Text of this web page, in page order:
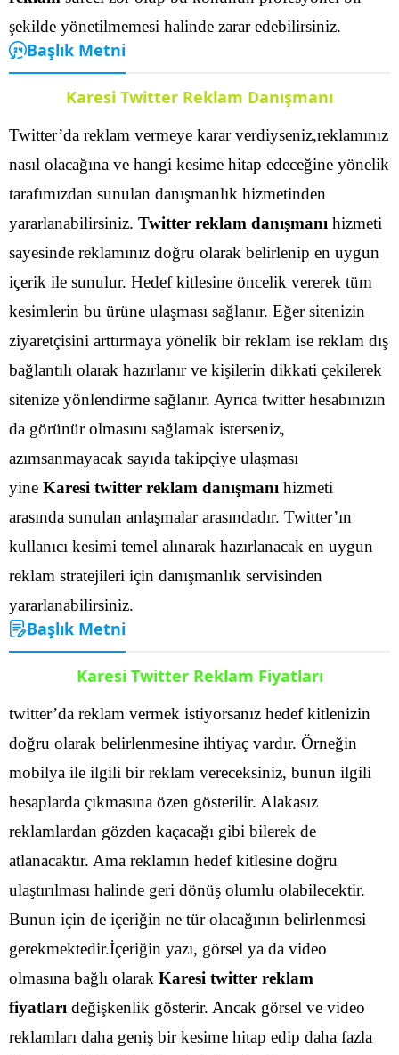
şekilde yönetilmemesi halinde zarar edebilirsiniz.
Başlık Metni
Karesi Twitter Reklam Danışmanı
Twitter’da reklam vermeye karar verdiyseniz,reklamınız
nasıl olacağına ve hangi kesime hitap edeceğine yönelik
tarafımızdan sunulan danışmanlık hizmetinden
yararlanabilirsiniz. Twitter reklam danışmanı hizmeti
sayesinde reklamınız doğru olarak belirlenip en uygun
içerik ile sunulur. Hedef kitlesine öncelik vererek tüm
kesimlerin bu ürüne ulaşması sağlanır. Eğer sitenizin
ziyaretçisini arttırmaya yönelik bir reklam ise reklam dış
bağlantılı olarak hazırlanır ve kişilerin dikkati çekilerek
sitenize yönlendirme sağlanır. Ayrıca twitter hesabınızın
da görünür olmasını sağlamak isterseniz,
azımsanmayacak sayıda takipçiye ulaşması
yine Karesi twitter reklam danışmanı hizmeti
arasında sunulan anlaşmalar arasındadır. Twitter’ın
kullanıcı kesimi temel alınarak hazırlanacak en uygun
reklam stratejileri için danışmanlık servisinden
yararlanabilirsiniz.
Başlık Metni
Karesi Twitter Reklam Fiyatları
twitter’da reklam vermek istiyorsanız hedef kitlenizin
doğru olarak belirlenmesine ihtiyaç vardır. Örneğin
mobilya ile ilgili bir reklam vereceksiniz, bunun ilgili
hesaplarda çıkmasına özen gösterilir. Alakasız
reklamlardan gözden kaçacağı gibi bilerek de
atlanacaktır. Ama reklamın hedef kitlesine doğru
ulaştırılması halinde geri dönüş olumlu olabilecektir.
Bunun için de içeriğin ne tür olacağının belirlenmesi
gerekmektedir.İçeriğin yazı, görsel ya da video
olmasına bağlı olarak Karesi twitter reklam
fiyatları değişkenlik gösterir. Ancak görsel ve video
reklamları daha geniş bir kesime hitap edip daha fazla